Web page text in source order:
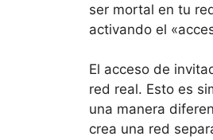
ser mortal en tu
activando el
El acceso de
red real. Esto es
una manera
crea una red